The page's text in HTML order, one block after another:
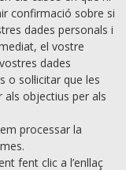
confirmació sobre si
dades personals i
el vostre
dades
sol·licitar que les
als objectius per als
processar la
fent clic a l’enllaç